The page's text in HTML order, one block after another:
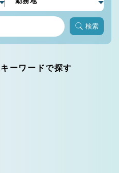
検索
ーワードで探す